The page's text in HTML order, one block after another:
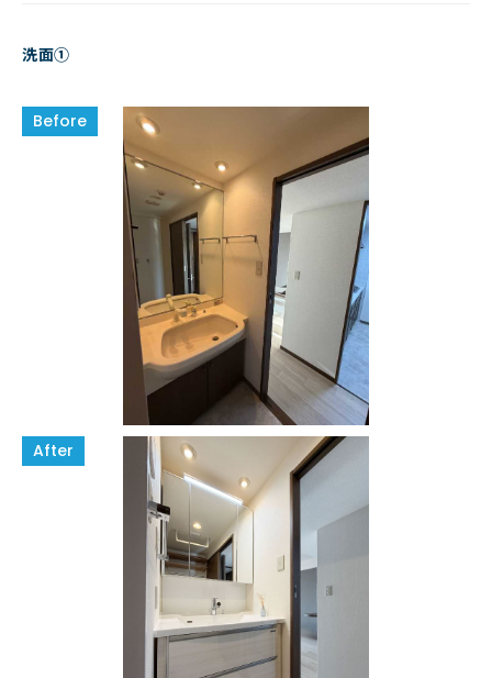
洗面①